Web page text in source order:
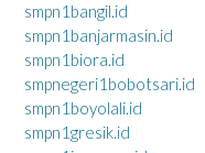
smpn1bangil.id
smpn1banjarmasin.id
smpn1biora.id
smpnegeri1bobotsari.id
smpn1boyolali.id
smpn1gresik.id